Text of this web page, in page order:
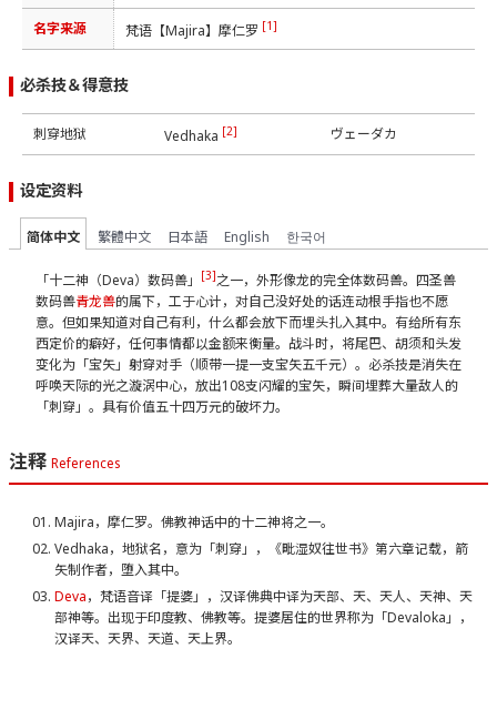
名字来源 梵语【Majira】摩仁罗 [1]
必杀技＆得意技
刺穿地狱 Vedhaka [2] ヴェーダカ
设定资料
简体中文 繁體中文 日本語 English 한국어
「十二神（Deva）数码兽」 [3]之一，外形像龙的完全体数码兽。四圣兽
数码兽青龙兽的属下，工于心计，对自己没好处的话连动根手指也不愿
意。但如果知道对自己有利，什么都会放下而埋头扎入其中。有给所有东
西定价的癖好，任何事情都以金额来衡量。战斗时，将尾巴、胡须和头发
变化为「宝矢」射穿对手（顺带一提一支宝矢五千元）。必杀技是消失在
呼唤天际的光之漩涡中心，放出108支闪耀的宝矢，瞬间埋葬大量敌人的
「刺穿」。具有价值五十四万元的破坏力。
注释 References
Majira，摩仁罗。佛教神话中的十二神将之一。
Vedhaka，地狱名，意为「刺穿」，《毗湿奴往世书》第六章记载，箭
矢制作者，堕入其中。
Deva，梵语音译「提婆」，汉译佛典中译为天部、天、天人、天神、天
部神等。出现于印度教、佛教等。提婆居住的世界称为「Devaloka」，
汉译天、天界、天道、天上界。